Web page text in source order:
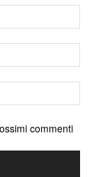
commenti